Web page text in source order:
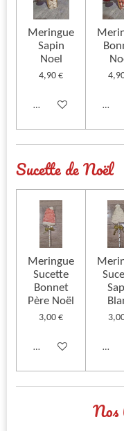
Meringue
Sapin
Noel
4,90 €
Ajouter au panier
Sucette de Noël
Meringue
Sucette
Bonnet
Père Noël
3,00 €
Ajouter au panier
Nos